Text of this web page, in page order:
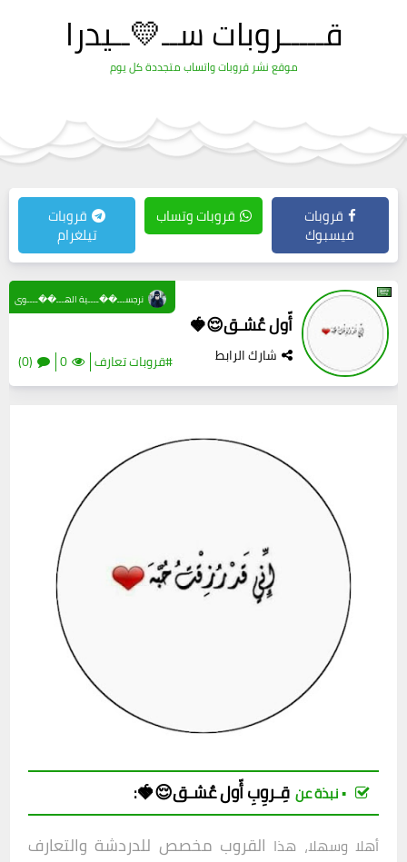
قـــــروبات ســ💛ــيدرا
موقع نشر قروبات واتساب متجددة كل يوم
قروبات
فيسبوك
قروبات وتساب قروبات
تيلغرام
أّول عٌشـق😌🍓
شارك الرابط #قروبات تعارف 0
(0)
نرجســـ��ــــية الهـــ��ــــوى
▪︎ نبذة عن قِـروِبِأّول عٌشـق😌🍓:
أهلا وسهلا، هذا القروب مخصص للدردشة والتعارف